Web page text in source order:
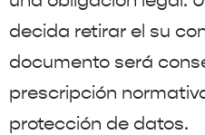
decida retirar el su
documento será
prescripción
protección de datos.